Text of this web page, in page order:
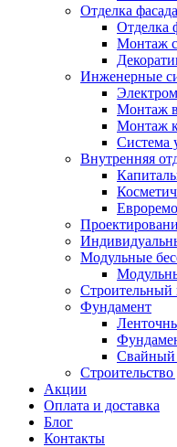
Отделка фасада
Отделка
Монтаж
Инженерные
Монтаж
Монтаж
Система
Внутренняя
Модульные
Строительный
Фундамент
Свайный
Акции
Оплата и доставка
Блог
Контакты